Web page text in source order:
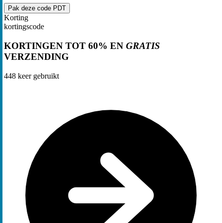
Pak deze code PDT
Korting
kortingscode
KORTINGEN TOT 60% EN GRATIS
VERZENDING
448 keer gebruikt